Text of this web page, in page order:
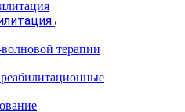
терапии